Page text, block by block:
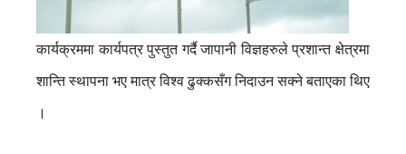
कार्यक्रममा कार्यपत्र पुस्तुत गर्दै जापानी विज्ञहरुले प्रशान्त क्षेत्रमा
शान्ति स्थापना भए मात्र विश्व ढुक्कसँग निदाउन सक्ने बताएका थिए
।